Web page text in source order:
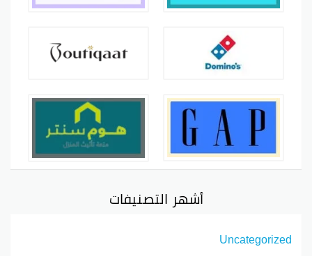
أشهر التصنيفات
Uncategorized